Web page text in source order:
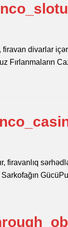
firavan divarlar
Fırlanmaların
firavanlıq